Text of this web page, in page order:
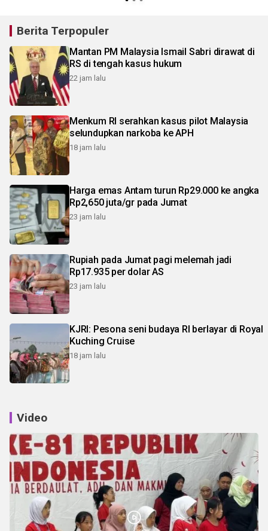
Berita Terpopuler
Mantan PM Malaysia Ismail Sabri dirawat di
RS di tengah kasus hukum
22 jam lalu
Menkum RI serahkan kasus pilot Malaysia
selundupkan narkoba ke APH
18 jam lalu
Harga emas Antam turun Rp29.000 ke angka
Rp2,650 juta/gr pada Jumat
23 jam lalu
Rupiah pada Jumat pagi melemah jadi
Rp17.935 per dolar AS
23 jam lalu
KJRI: Pesona seni budaya RI berlayar di Royal
Kuching Cruise
18 jam lalu
Video